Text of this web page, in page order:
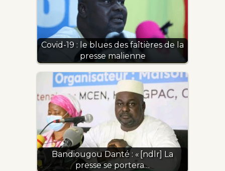
Covid-19 : le blues des faîtières de la
presse malienne
Bandiougou Danté : « [ndlr] La
presse se portera…